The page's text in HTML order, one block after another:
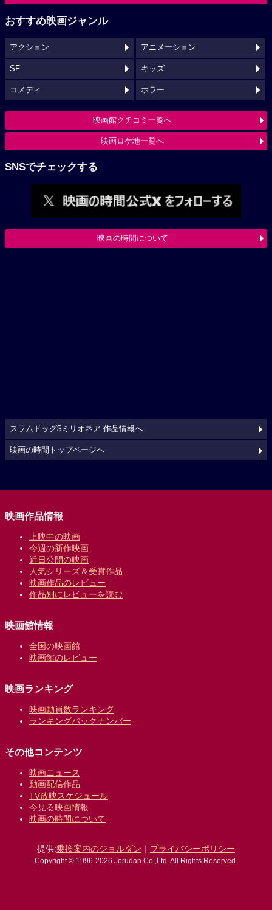
おすすめ映画ジャンル
アクション アニメーション
SF キッズ
コメディ ホラー
映画館クチコミ一覧へ
映画ロケ地一覧へ
SNSでチェックする
映画の時間について
スラムドッグ$ミリオネア 作品情報へ
映画の時間トップページへ
映画作品情報
上映中の映画
今週の新作映画
近日公開の映画
人気シリーズ＆受賞作品
映画作品のレビュー
作品別にレビューを読む
映画館情報
全国の映画館
映画館のレビュー
映画ランキング
映画動員数ランキング
ランキングバックナンバー
その他コンテンツ
映画ニュース
動画配信作品
TV放映スケジュール
今見る映画情報
映画の時間について
提供:乗換案内のジョルダン ｜ プライバシーポリシー
Copyright © 1996-2026 Jorudan Co.,Ltd. All Rights Reserved.